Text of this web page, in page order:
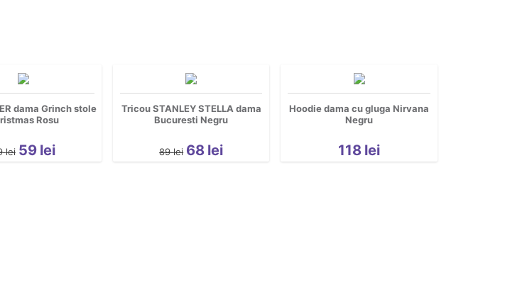
dama Grinch stole
Rosu
lei 59 lei
Tricou STANLEY STELLA dama
Bucuresti Negru
89 lei 68 lei
Hoodie dama cu gluga Nirvana
Negru
118 lei